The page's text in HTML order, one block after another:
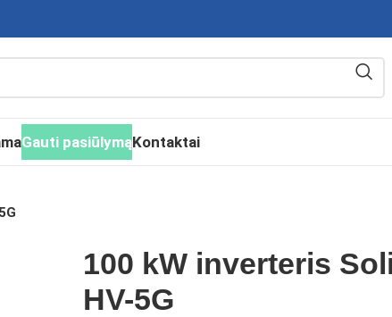
Gauti pasiūlymąKontaktai
100 kW inverteris
HV-5G